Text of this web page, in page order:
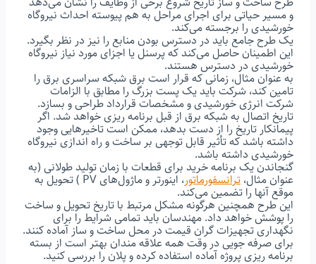
و مسیر حیاتی برای اجرای مراحل به هم پیوسته احداث نیروگاه
خورشیدی را برجسته می‌کند.
یک طرح جامع باید در دسترس بودن منابع را نیز در نظر بگیرد.
این اطمینان حاصل می‌کند که پرسنل یا اجزای مورد نیاز نیروگاه
خورشیدی در دسترس هستند.
به عنوان مثال، زمانی که قرار است برق شبکه سراسری برق را
تامین کند، شرکت باید یک پست بزرگ را مطابق با الزامات
شرکت انرژی خورشیدی و مشخصات قرارداد طراحی و بسازد.
تاریخ اتصال به شبکه برق از قبل برنامه ریزی خواهد شد. اگر
پیمانکار تاریخ را از دست بدهد، ممکن است تاخیرهایی وجود
داشته باشد که تأثیر قابل توجهی بر ساخت و راه اندازی نیروگاه
خورشیدی داشته باشد.
گنجاندن یک برنامه خرید برای قطعات با زمان تولید طولانی (به
عنوان مثال، ترانسفورماتور ، اینورتر و ماژول‌های PV ) تحویل به
موقع آنها را تضمین می‌کند.
این طرح همچنین هرگونه مشکل مرتبط با تاریخ تحویل و ساخت
را پوشش خواهد داد. مهندسان باید تمامی شرایط را برای
نگهداری تجهیزات گران قیمت در محل ساخت و ساز آماده کنند.
برای صرفه جویی در وقت همه علاقه مندان بهتر است از بسته
برنامه ریزی پروژه آماده استفاده کرده و پلان را بررسی کنید.